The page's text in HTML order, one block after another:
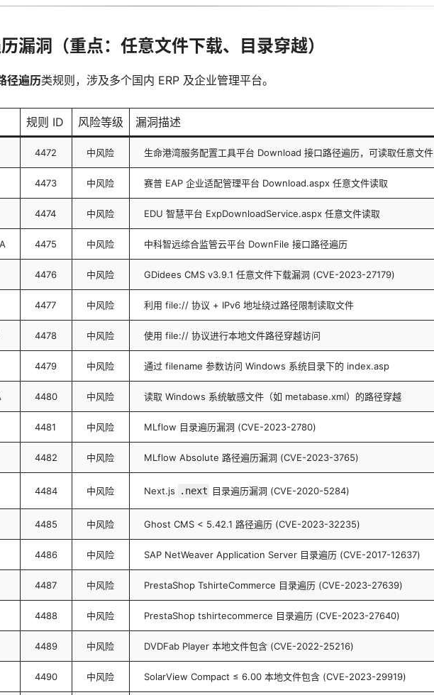
漏洞（重点：任意文件下载、目录穿越）
径遍历类规则，涉及多个国内 ERP 及企业管理平台。
规则 ID 风险等级 漏洞描述
4472 中风险 生命港湾服务配置工具平台 Download 接口路径遍历，可读取任意文件
4473 中风险 赛普 EAP 企业适配管理平台 Download.aspx 任意文件读取
4474 中风险 EDU 智慧平台 ExpDownloadService.aspx 任意文件读取
4475 中风险 中科智远综合监管云平台 DownFile 接口路径遍历
4476 中风险 GDidees CMS v3.9.1 任意文件下载漏洞 (CVE-2023-27179)
4477 中风险 利用 file:// 协议 + IPv6 地址绕过路径限制读取文件
4478 中风险 使用 file:// 协议进行本地文件路径穿越访问
4479 中风险 通过 filename 参数访问 Windows 系统目录下的 index.asp
4480 中风险 读取 Windows 系统敏感文件（如 metabase.xml）的路径穿越
4481 中风险 MLflow 目录遍历漏洞 (CVE-2023-2780)
4482 中风险 MLflow Absolute 路径遍历漏洞 (CVE-2023-3765)
4484 中风险 Next.js .next 目录遍历漏洞 (CVE-2020-5284)
4485 中风险 Ghost CMS < 5.42.1 路径遍历 (CVE-2023-32235)
4486 中风险 SAP NetWeaver Application Server 目录遍历 (CVE-2017-12637)
4487 中风险 PrestaShop TshirteCommerce 目录遍历 (CVE-2023-27639)
4488 中风险 PrestaShop tshirtecommerce 目录遍历 (CVE-2023-27640)
4489 中风险 DVDFab Player 本地文件包含 (CVE-2022-25216)
4490 中风险 SolarView Compact ≤ 6.00 本地文件包含 (CVE-2023-29919)